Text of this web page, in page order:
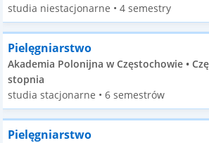
studia niestacjonarne • 4 semestry
Pielęgniarstwo
Akademia Polonijna w Częstochowie •
stopnia
studia stacjonarne • 6 semestrów
Pielęgniarstwo